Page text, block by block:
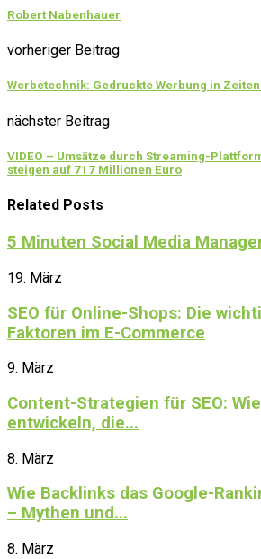
Robert Nabenhauer
vorheriger Beitrag
Werbetechnik: Gedruckte Werbung in
nächster Beitrag
VIDEO – Umsätze durch Streaming-
steigen auf 717 Millionen Euro
Related Posts
5 Minuten Social Media
19. März
SEO für Online-Shops: Die
Faktoren im E-Commerce
9. März
Content-Strategien für SEO:
entwickeln, die...
8. März
Wie Backlinks das Google-
– Mythen und...
8. März